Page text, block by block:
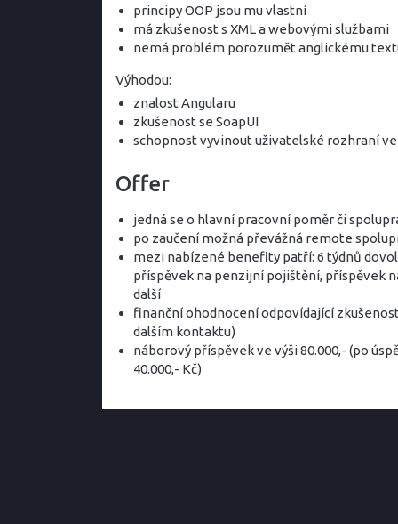
principy OOP jsou mu vlastní
má zkušenost s XML a webovými službami
nemá problém porozumět anglickému
Výhodou:
znalost Angularu
zkušenost se SoapUI
schopnost vyvinout uživatelské rozhraní ve
Offer
jedná se o hlavní pracovní poměr či
po zaučení možná převážná remote
mezi nabízené benefity patří: 6 týdnů
příspěvek na penzijní pojištění, příspěvek
další
finanční ohodnocení odpovídající
dalším kontaktu)
náborový příspěvek ve výši 80.000,- (po
40.000,- Kč)